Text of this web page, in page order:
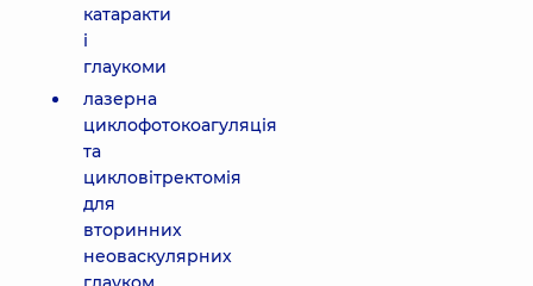
катаракти
і
глаукоми
лазерна
циклофотокоагуляція
та
цикловітректомія
для
вторинних
неоваскулярних